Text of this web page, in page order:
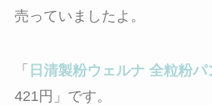
売っていましたよ。
「 日清製粉ウェルナ 全粒粉パ
421円」です。